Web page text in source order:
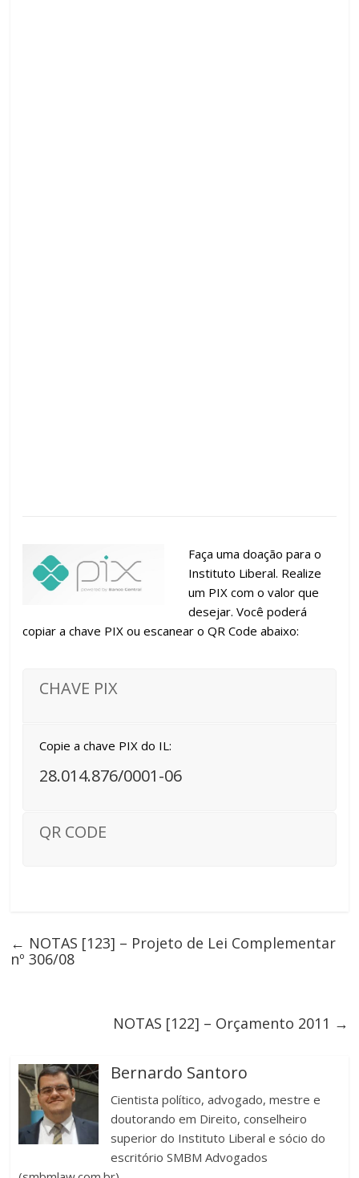
Faça uma doação para o
Instituto Liberal. Realize
um PIX com o valor que
desejar. Você poderá
copiar a chave PIX ou escanear o QR Code abaixo:
CHAVE PIX
Copie a chave PIX do IL:
28.014.876/0001-06
QR CODE
← NOTAS [123] – Projeto de Lei Complementar
nº 306/08
NOTAS [122] – Orçamento 2011 →
Bernardo Santoro
Cientista político, advogado, mestre e
doutorando em Direito, conselheiro
superior do Instituto Liberal e sócio do
escritório SMBM Advogados